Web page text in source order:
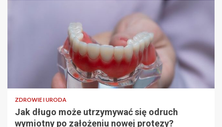
ZDROWIE I URODA
Jak długo może utrzymywać się odruch
wymiotny po założeniu nowej protezy?